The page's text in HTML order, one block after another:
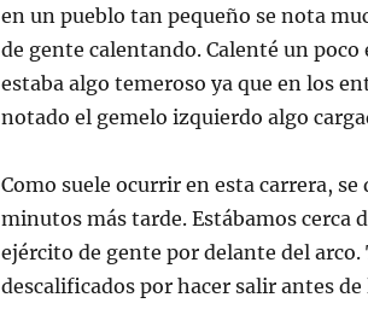
en un pueblo tan pequeño se nota
de gente calentando. Calenté un
estaba algo temeroso ya que en los
notado el gemelo izquierdo algo
Como suele ocurrir en esta carrera,
minutos más tarde. Estábamos cerca
ejército de gente por delante del arco.
descalificados por hacer salir antes de